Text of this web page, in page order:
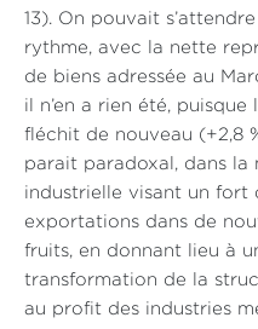
13). On pouvait
rythme, avec la nette
de biens adressée au
il n’en a rien été,
fléchit de nouveau (+2,8
parait paradoxal, dans la
industrielle visant un fort
exportations dans de
fruits, en donnant lieu à
transformation de la
au profit des industries